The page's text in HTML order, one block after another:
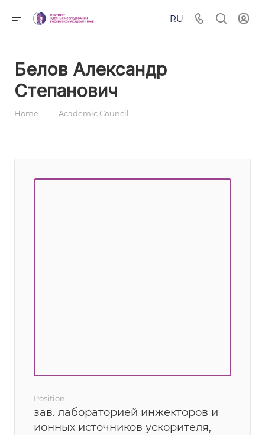
RU
Белов Александр
Степанович
Home — Academic Council
Position
зав. лабораторией инжекторов и
ионных источников ускорителя,